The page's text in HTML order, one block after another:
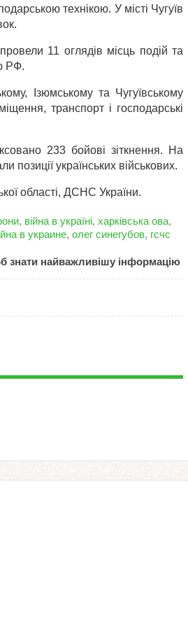
технікою. У місті Чугуїв
11 оглядів місць подій та
РФ.
Ізюмському та Чугуївському
транспорт і господарські
233 бойові зіткнення. На
позиції українських військових.
області, ДСНС України.
, війна в україні, харківська ова,
в украине, олег синегубов, гсчс
знати найважливішу інформацію